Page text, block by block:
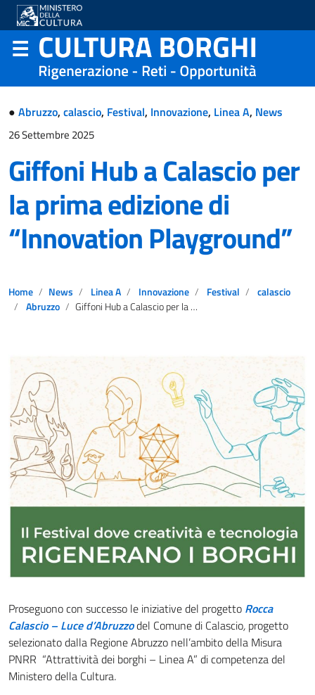
● Abruzzo, calascio, Festival, Innovazione, Linea A, News
26 Settembre 2025
Giffoni Hub a Calascio per
la prima edizione di
“Innovation Playground”
Home News Linea A Innovazione Festival
calascio
Abruzzo
Giffoni Hub a Calascio per la prima edizione di “Innovation Playground”
Proseguono con successo le iniziative del progetto Rocca
Calascio – Luce d’Abruzzodel Comune di Calascio, progetto
selezionato dalla Regione Abruzzo nell’ambito della Misura
PNRR “Attrattività dei borghi – Linea A” di competenza del
Ministero della Cultura.